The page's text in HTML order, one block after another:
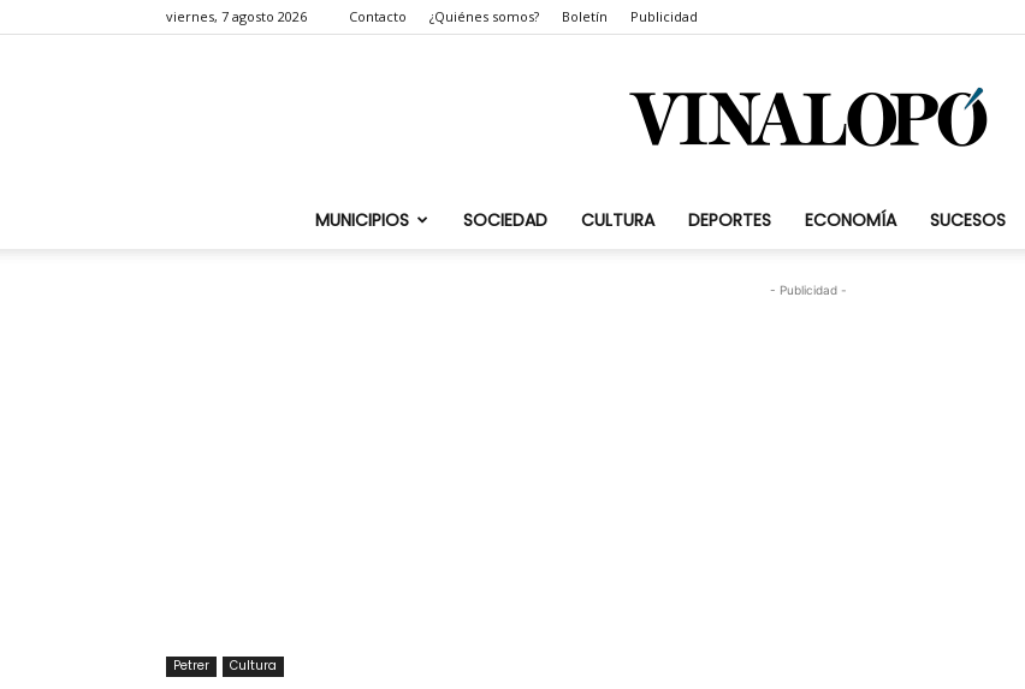
viernes, 7 agosto 2026 Contacto ¿Quiénes somos? Boletín Publicidad
Vinalopó.com
MUNICIPIOS SOCIEDAD CULTURA DEPORTES ECONOMÍA SUCESOS
- Publicidad -
Petrer Cultura